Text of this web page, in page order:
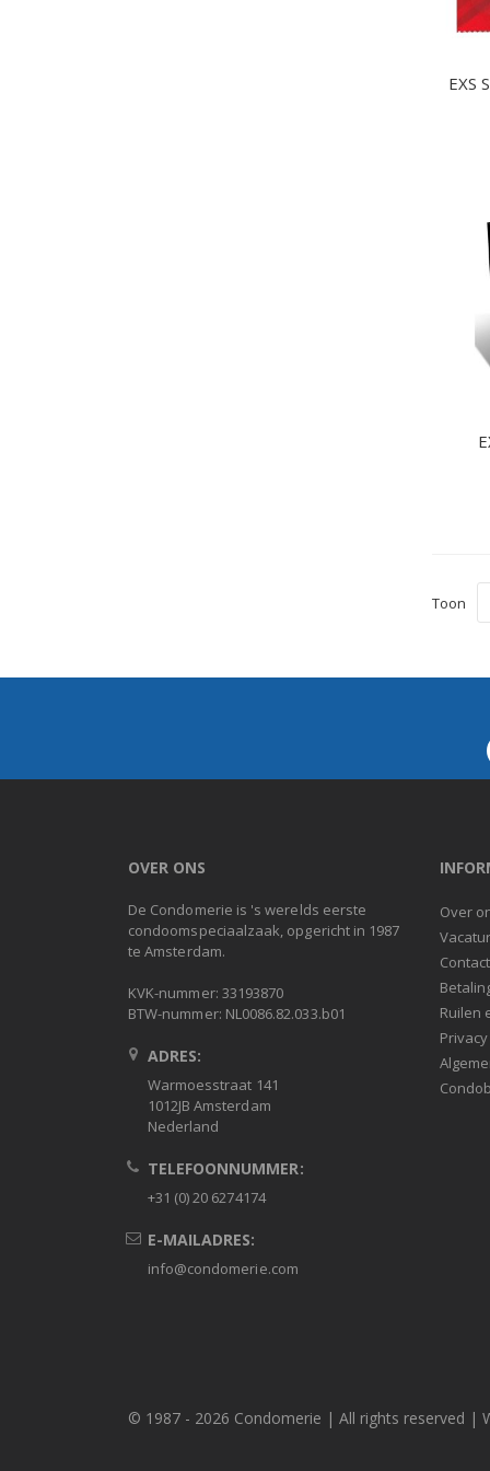
EXS
Toon
OVER ONS
De Condomerie is 's werelds eerste
condoomspeciaalzaak, opgericht in 1987
te Amsterdam.
KVK-nummer: 33193870
BTW-nummer: NL0086.82.033.b01
ADRES:
Warmoesstraat 141
1012JB Amsterdam
Nederland
TELEFOONNUMMER:
+31 (0) 20 6274174
E-MAILADRES:
info@condomerie.com
Over
Contact
Ruilen
© 1987 - 2026 Condomerie | All rights reserved |